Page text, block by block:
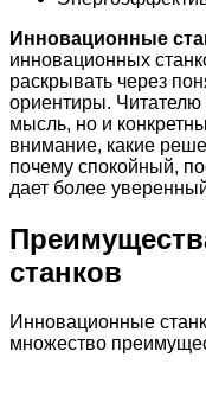
Инновационные
инновационных
раскрывать через
ориентиры. Читателю
мысль, но и
внимание, какие
почему спокойный,
дает более
станков
Инновационные
множество